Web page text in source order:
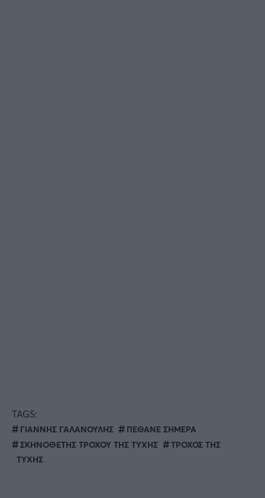
TAGS:
ΓΙΑΝΝΗΣ ΓΑΛΑΝΟΥΛΗΣ
ΠΕΘΑΝΕ ΣΗΜΕΡΑ
ΣΚΗΝΟΘΕΤΗΣ ΤΡΟΧΟΥ ΤΗΣ ΤΥΧΗΣ
ΤΡΟΧΟΣ ΤΗΣ
ΤΥΧΗΣ